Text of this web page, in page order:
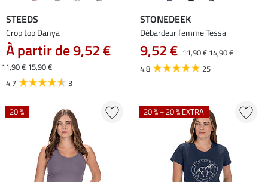
STEEDS
Crop top Danya
À partir de 9,52 €
11,90 €15,90 €
4.7
3
STONEDEEK
Débardeur femme Tessa
9,52 € 11,90 €14,90 €
4.8
25
20 % 20 % + 20 % EXTRA